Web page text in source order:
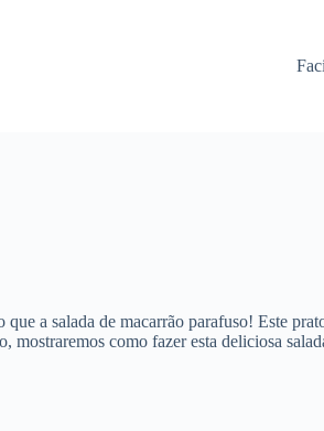
a salada de macarrão parafuso! Este
como fazer esta deliciosa